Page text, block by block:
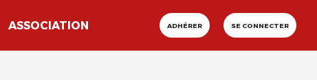
ASSOCIATION ADHÉRER SE CONNECTER